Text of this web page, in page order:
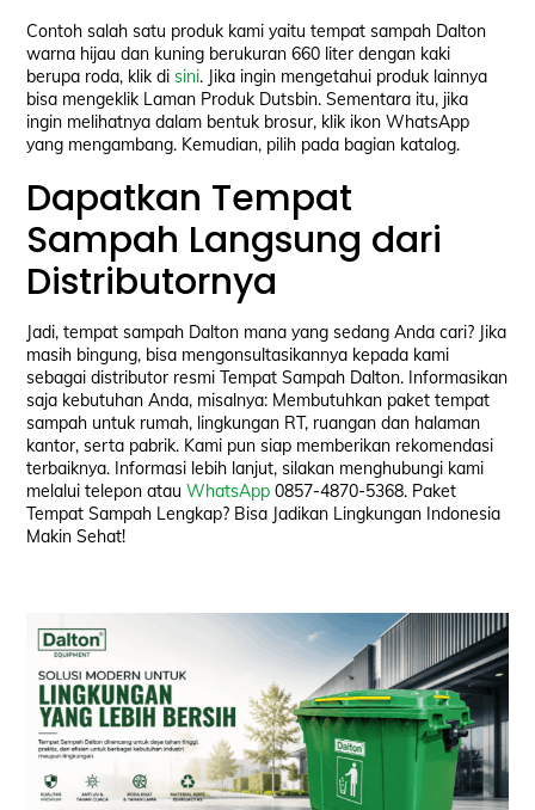
Contoh salah satu produk kami yaitu tempat sampah Dalton
warna hijau dan kuning berukuran 660 liter dengan kaki
berupa roda, klik disini. Jika ingin mengetahui produk lainnya
bisa mengeklik Laman Produk Dutsbin. Sementara itu, jika
ingin melihatnya dalam bentuk brosur, klik ikon WhatsApp
yang mengambang. Kemudian, pilih pada bagian katalog.
Dapatkan Tempat
Sampah Langsung dari
Distributornya
Jadi, tempat sampah Dalton mana yang sedang Anda cari? Jika
masih bingung, bisa mengonsultasikannya kepada kami
sebagai distributor resmi Tempat Sampah Dalton. Informasikan
saja kebutuhan Anda, misalnya: Membutuhkan paket tempat
sampah untuk rumah, lingkungan RT, ruangan dan halaman
kantor, serta pabrik. Kami pun siap memberikan rekomendasi
terbaiknya. Informasi lebih lanjut, silakan menghubungi kami
melalui telepon atauWhatsApp 0857-4870-5368. Paket
Tempat Sampah Lengkap? Bisa Jadikan Lingkungan Indonesia
Makin Sehat!